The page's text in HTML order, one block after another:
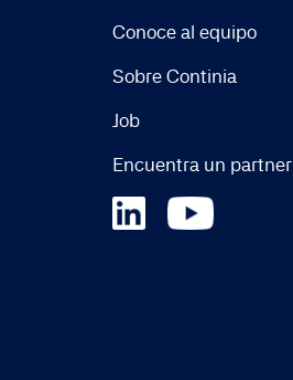
Conoce al equipo
Sobre Continia
Job
Encuentra un partner